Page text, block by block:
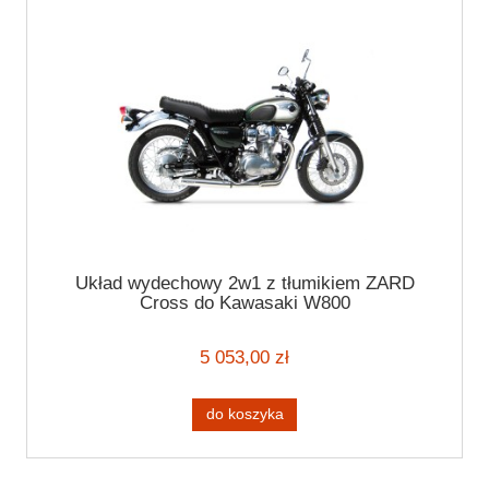
Układ wydechowy 2w1 z tłumikiem ZARD
Cross do Kawasaki W800
5 053,00 zł
do koszyka